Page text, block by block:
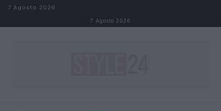
Salta al contenuto
7 Agosto 2026
7 Agosto 2026